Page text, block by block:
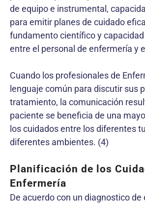
de equipo e instrumental,
para emitir planes de cuidado
fundamento científico y
entre el personal de enfermería y
Cuando los profesionales de
lenguaje común para discutir sus
tratamiento, la comunicación
paciente se beneficia de una
los cuidados entre los diferentes
diferentes ambientes. (4)
Planificación de los
Enfermería
De acuerdo con un diagnostico de